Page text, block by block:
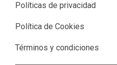
Políticas de privacidad
Política de Cookies
Términos y condiciones